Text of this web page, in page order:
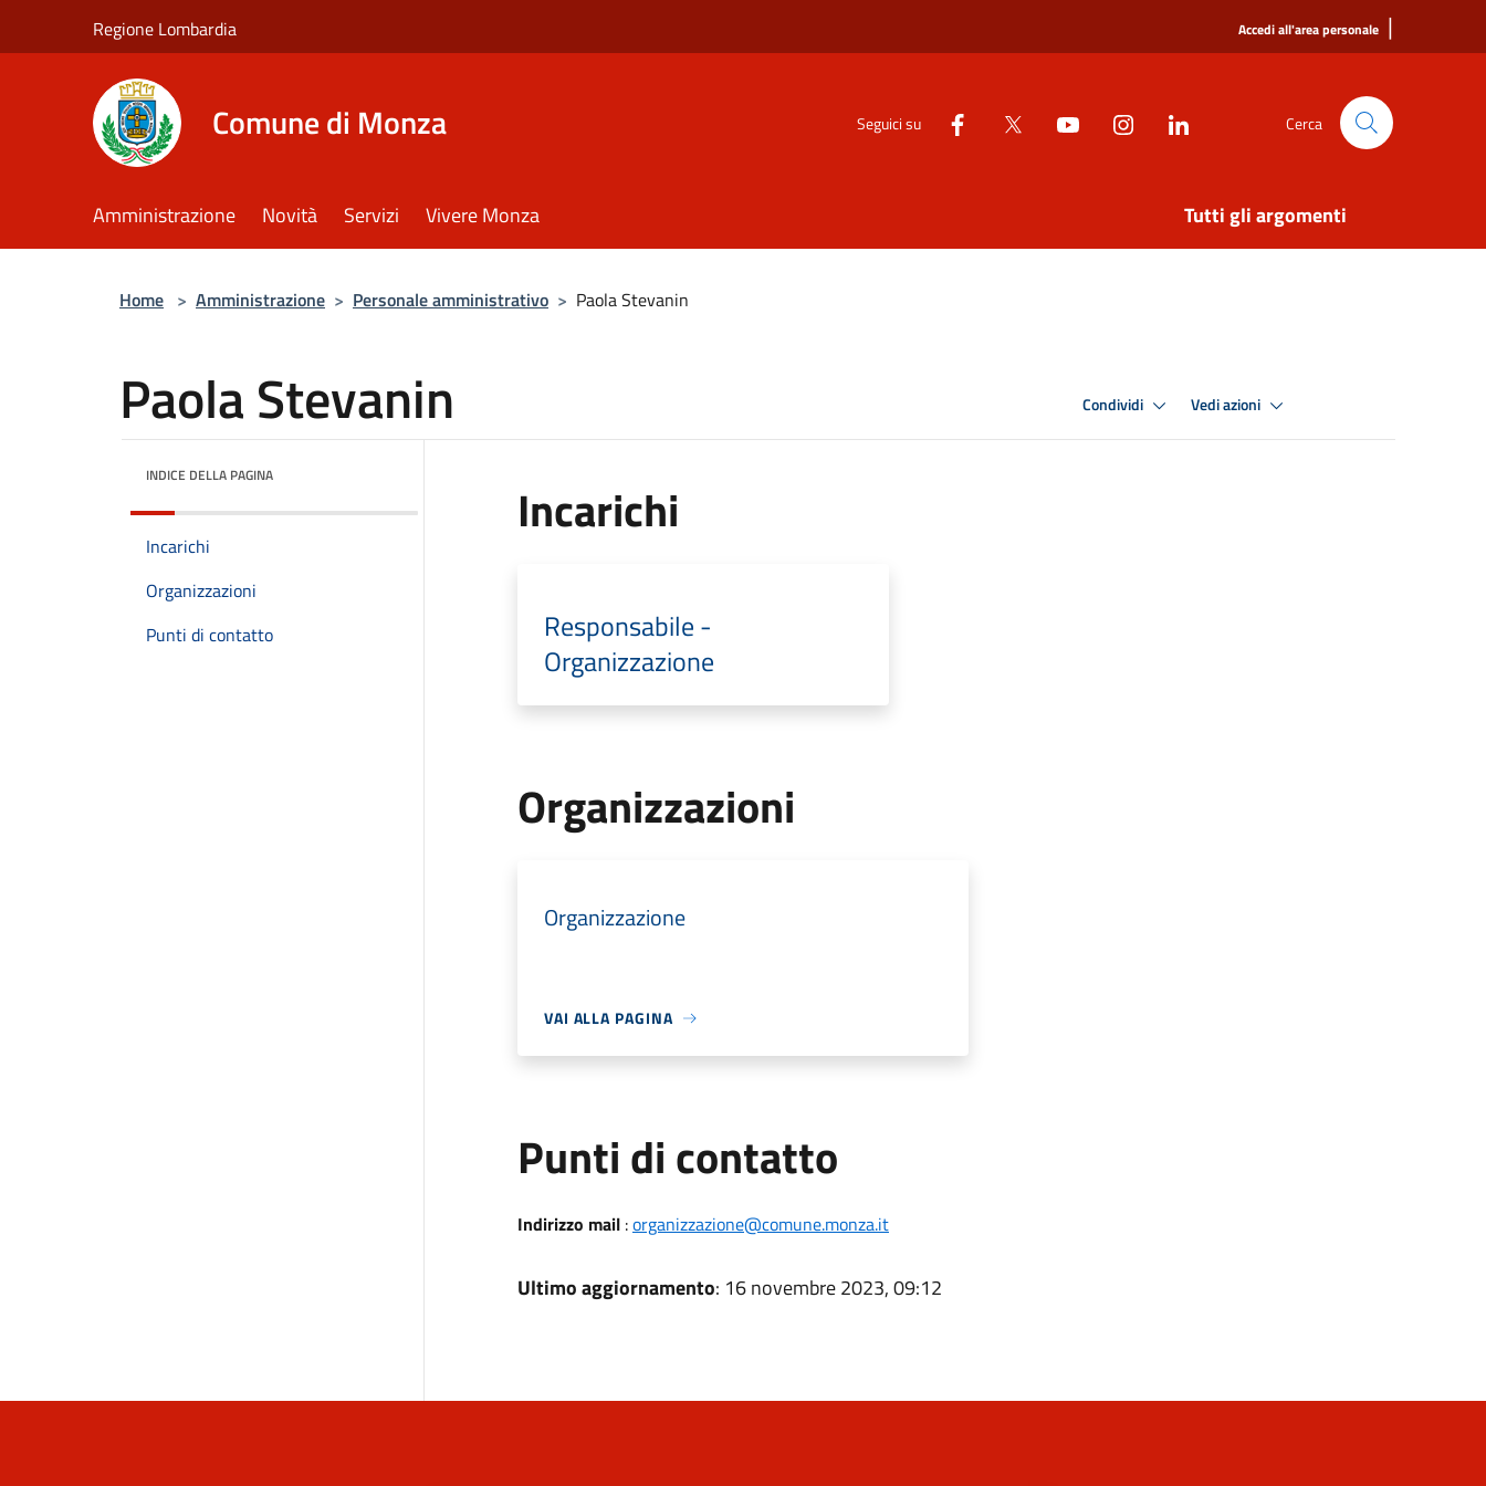
Regione Lombardia Accedi all'area personale |
Comune di Monza Seguici su Cerca
Amministrazione Novità Servizi Vivere Monza Tutti gli argomenti
Home > Amministrazione > Personale amministrativo > Paola Stevanin
Paola Stevanin Condividi Vedi azioni
INDICE DELLA PAGINA
Incarichi
Organizzazioni
Punti di contatto
Incarichi
Responsabile -
Organizzazione
Organizzazioni
Organizzazione
VAI ALLA PAGINA
Punti di contatto
Indirizzo mail:organizzazione@comune.monza.it
Ultimo aggiornamento: 16 novembre 2023, 09:12